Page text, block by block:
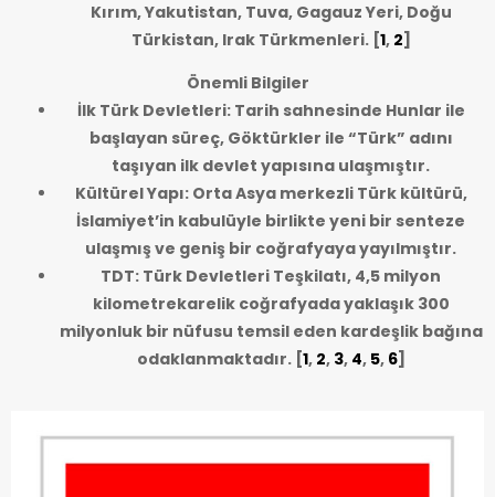
Kırım, Yakutistan, Tuva, Gagauz Yeri, Doğu
Türkistan, Irak Türkmenleri.[1, 2]
Önemli Bilgiler
İlk Türk Devletleri: Tarih sahnesinde Hunlar ile
başlayan süreç, Göktürkler ile “Türk” adını
taşıyan ilk devlet yapısına ulaşmıştır.
Kültürel Yapı: Orta Asya merkezli Türk kültürü,
İslamiyet’in kabulüyle birlikte yeni bir senteze
ulaşmış ve geniş bir coğrafyaya yayılmıştır.
TDT: Türk Devletleri Teşkilatı, 4,5 milyon
kilometrekarelik coğrafyada yaklaşık 300
milyonluk bir nüfusu temsil eden kardeşlik bağına
odaklanmaktadır.[1, 2, 3, 4, 5, 6]